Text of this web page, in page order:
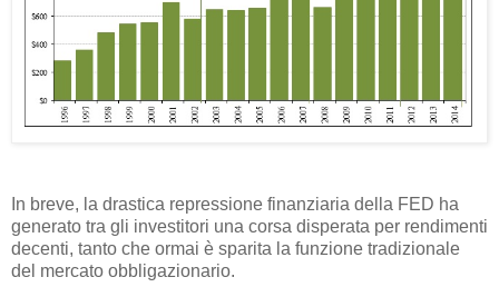
In breve, la drastica repressione finanziaria della FED ha
generato tra gli investitori una corsa disperata per rendimenti
decenti, tanto che ormai è sparita la funzione tradizionale
del mercato obbligazionario.